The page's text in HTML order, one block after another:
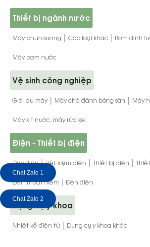
Thiết bị ngành nước
Máy phun sương | Các loại khác | Bơm định
Máy bơm nước
Vệ sinh công nghiệp
Giẻ lau máy | Máy chà đánh bóng sàn | Máy
Máy xịt nước, máy rửa xe
Điện - Thiết bị điện
Dây điện | Tiết kiệm điện | Thiết bị điện |
Đèn thoát hiểm | Đèn điện
Dụng cụ y khoa
Nhiệt kế điện tử | Dụng cụ y khoa khác
Chat Zalo 1
Chat Zalo 2